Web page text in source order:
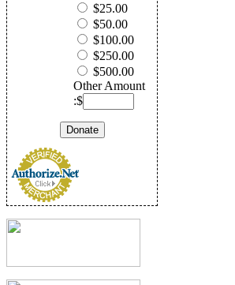
$25.00
$50.00
$100.00
$250.00
$500.00
Other Amount
:$